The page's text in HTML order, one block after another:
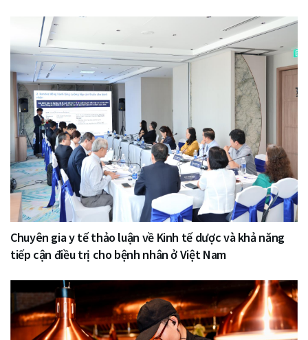
Chuyên gia y tế thảo luận về Kinh tế dược và khả năng
tiếp cận điều trị cho bệnh nhân ở Việt Nam